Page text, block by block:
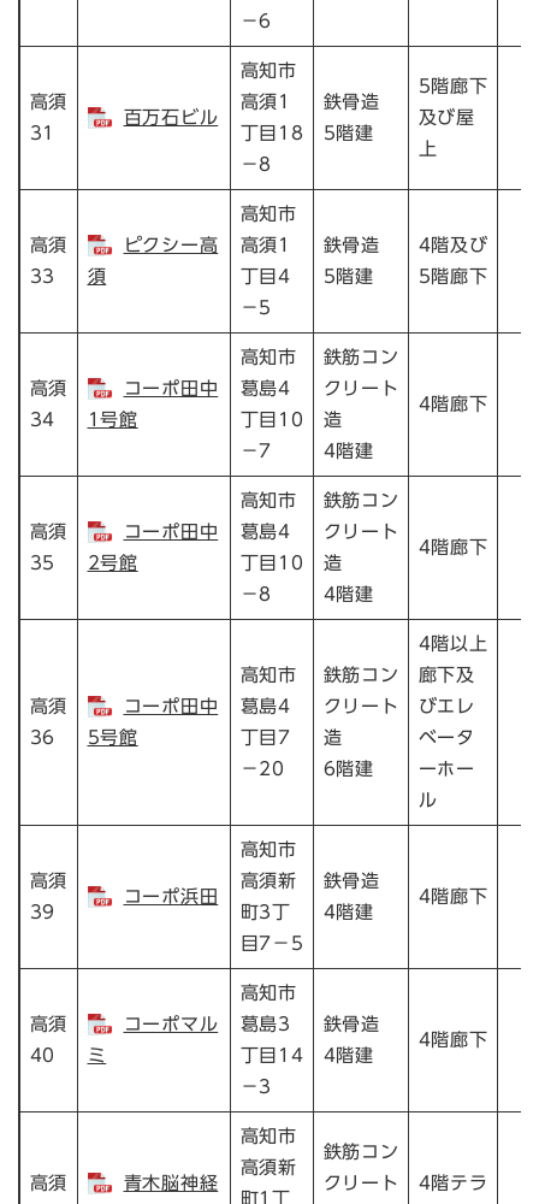
－6
高須
31
百万石ビル
高知市
高須1
丁目18
－8
鉄骨造
5階建
5階廊下
及び屋
上
高須
33
ピクシー高
須
高知市
高須1
丁目4
－5
鉄骨造
5階建
4階及び
5階廊下
高須
34
コーポ田中
1号館
高知市
葛島4
丁目10
－7
鉄筋コン
クリート
造
4階建
4階廊下
高須
35
コーポ田中
2号館
高知市
葛島4
丁目10
－8
鉄筋コン
クリート
造
4階建
4階廊下
高須
36
コーポ田中
5号館
高知市
葛島4
丁目7
－20
鉄筋コン
クリート
造
6階建
4階以上
廊下及
びエレ
ベータ
ーホー
ル
高須
39
コーポ浜田
高知市
高須新
町3丁
目7－5
鉄骨造
4階建
4階廊下
高須
40
コーポマル
ミ
高知市
葛島3
丁目14
－3
鉄骨造
4階建
4階廊下
高須 青木脳神経
高知市
高須新
町1丁
鉄筋コン
クリート
4階テラ